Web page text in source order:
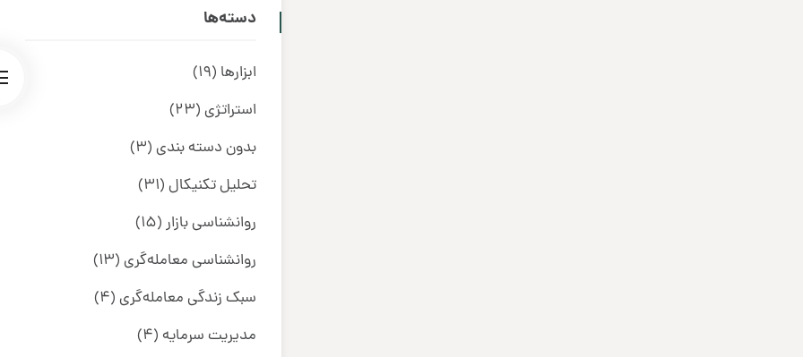
دسته‌ها
ابزارها (19)
استراتژی (23)
بدون دسته بندی (3)
تحلیل تکنیکال (31)
روانشناسی بازار(15)
روانشناسی معامله‌گری (13)
سبک زندگی معامله‌گری (4)
مدیریت سرمایه (4)